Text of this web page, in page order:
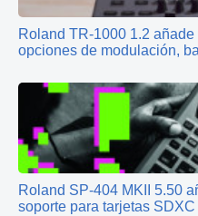
Roland TR‑1000 1.2
opciones de modulación,
Roland SP-404 MKII 5.50
soporte para tarjetas